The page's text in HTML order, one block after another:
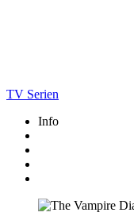
TV Serien
Info